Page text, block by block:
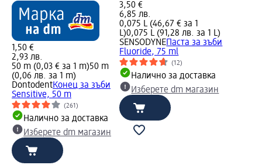
1,50 €
2,93 лв.
50 m (0,03 € за 1 m)50 m
(0,06 лв. за 1 m)
DontodentКонец за зъби
Sensitive, 50 m
(261)
Налично за доставка
Изберете dm магазин
3,50 €
6,85 лв.
0,075 L (46,67 € за 1
L)0,075 L (91,28 лв. за 1 L)
SENSODYNEПаста за зъби
Fluoride, 75 ml
(12)
Налично за доставка
Изберете dm магазин